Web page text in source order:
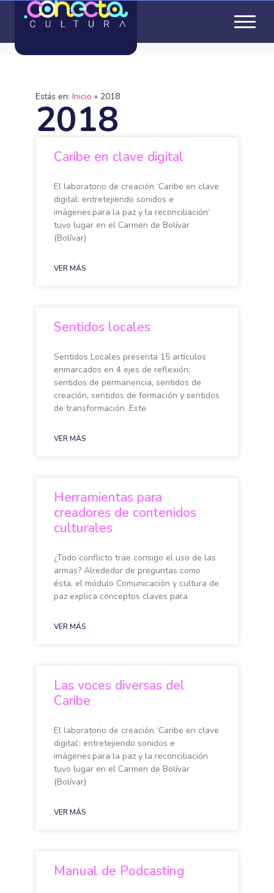
Estás en: Inicio » 2018
2018
Caribe en clave digital
El laboratorio de creación ‘Caribe en clave
digital: entretejiendo sonidos e
imágenes para la paz y la reconciliación’
tuvo lugar en el Carmen de Bolívar
(Bolívar)
VER MÁS
Sentidos locales
Sentidos Locales presenta 15 artículos
enmarcados en 4 ejes de reflexión:
sentidos de permanencia, sentidos de
creación, sentidos de formación y sentidos
de transformación. Este
VER MÁS
Herramientas para
creadores de contenidos
culturales
¿Todo conflicto trae consigo el uso de las
armas? Alrededor de preguntas como
ésta, el módulo Comunicación y cultura de
paz explica conceptos claves para
VER MÁS
Las voces diversas del
Caribe
El laboratorio de creación ‘Caribe en clave
digital‘: entretejiendo sonidos e
imágenes para la paz y la reconciliación
tuvo lugar en el Carmen de Bolívar
(Bolívar)
VER MÁS
Manual de Podcasting